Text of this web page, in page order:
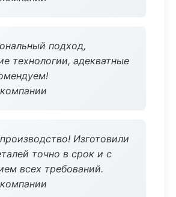
подход,
технологии, адекватные
Изготовили
точно в срок и с
всех требований.